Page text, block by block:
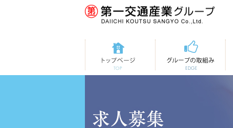
トップページ 第一交通の取組み